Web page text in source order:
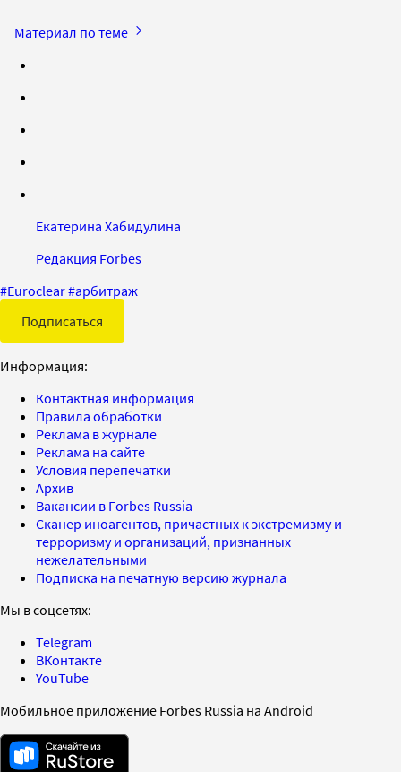
Материал по теме
Екатерина Хабидулина
Редакция Forbes
#Euroclear#арбитраж
Подписаться
Информация:
Контактная информация
Правила обработки
Реклама в журнале
Реклама на сайте
Условия перепечатки
Архив
Вакансии в Forbes Russia
Сканер иноагентов, причастных к экстремизму и
терроризму и организаций, признанных
нежелательными
Подписка на печатную версию журнала
Мы в соцсетях:
Telegram
ВКонтакте
YouTube
Мобильное приложение Forbes Russia на Android